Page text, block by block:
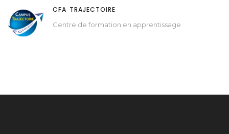
CFA TRAJECTOIRE
Centre de formation en apprentissage